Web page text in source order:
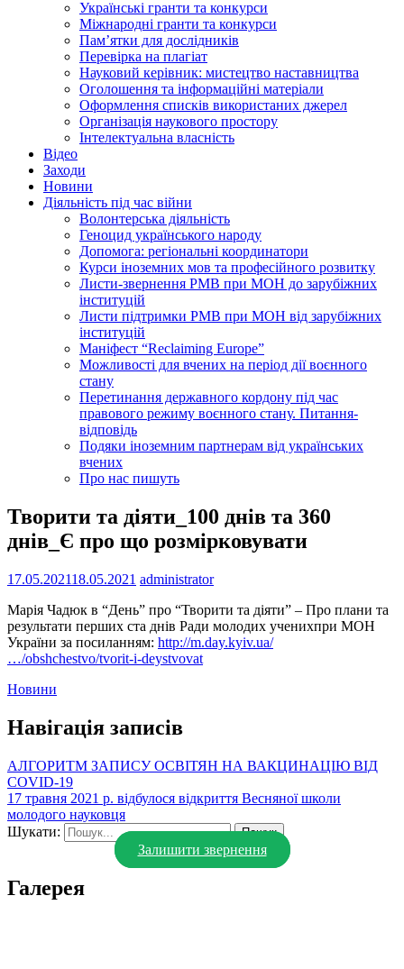
Українські гранти та конкурси
Міжнародні гранти та конкурси
Памʼятки для дослідників
Перевірка на плагіат
Науковий керівник: мистецтво наставництва
Оголошення та інформаційні матеріали
Оформлення списків використаних джерел
Організація наукового простору
Інтелектуальна власність
Відео
Заходи
Новини
Діяльність під час війни
Волонтерська діяльність
Геноцид українського народу
Допомога: регіональні координатори
Курси іноземних мов та професійного розвитку
Листи-звернення РМВ при МОН до зарубіжних
інституцій
Листи підтримки РМВ при МОН від зарубіжних
інституцій
Маніфест “Reclaiming Europe”
Можливості для вчених на період дії воєнного
стану
Перетинання державного кордону під час
правового режиму воєнного стану. Питання-
відповідь
Подяки іноземним партнерам від українських
вчених
Про нас пишуть
Творити та діяти_100 днів та 360
днів_Є про що розмірковувати
17.05.202118.05.2021 administrator
Марія Чадюк в “День” про “Творити та діяти” – Про плани та
результати перших ста днів Ради молодих ученихпри МОН
України за посиланням: http://m.day.kyiv.ua/
…/obshchestvo/tvorit-i-deystvovat
Новини
Навігація записів
АЛГОРИТМ ЗАПИСУ ОСВІТЯН НА ВАКЦИНАЦІЮ ВІД
COVID-19
17 травня 2021 р. відбулося відкриття Весняної школи
молодого науковця
Шукати:
Залишити звернення
Галерея